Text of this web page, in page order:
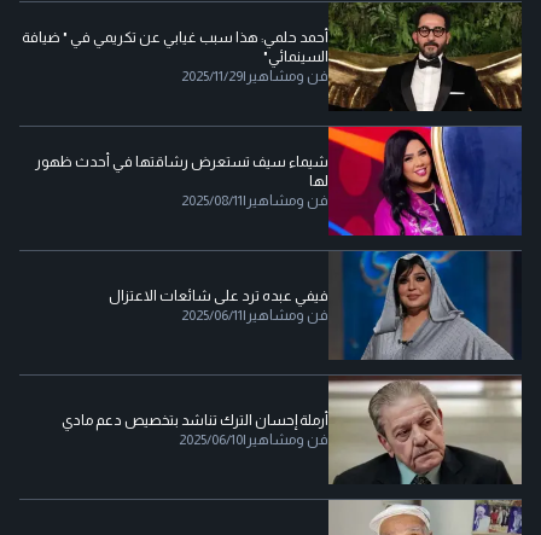
أحمد حلمي: هذا سبب غيابي عن تكريمي في " ضيافة
السينمائي"
فن ومشاهير |
2025/11/29
شيماء سيف تستعرض رشاقتها في أحدث ظهور
لها
فن ومشاهير |
2025/08/11
فيفي عبده ترد على شائعات الاعتزال
فن ومشاهير |
2025/06/11
أرملة إحسان الترك تناشد بتخصيص دعم مادي
فن ومشاهير |
2025/06/10